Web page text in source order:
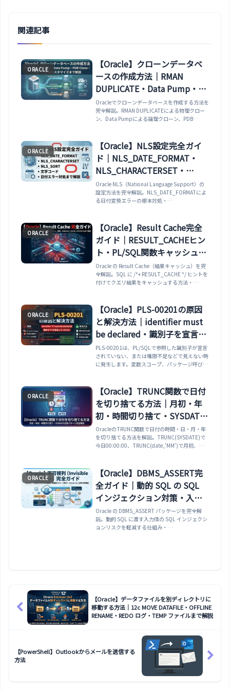
関連記事
ORACLE
【Oracle】クローンデータベ
ースの作成方法｜RMAN
DUPLICATE・Data Pump・
PDB Clone・クローン後のカ
スタマイズまで解説
Oracleでクローンデータベースを作成する方法を
完全解説。RMAN DUPLICATEによる物理クロー
ン、Data Pumpによる論理クローン、PDB
の変更、データマスキング、開発・検証環境構築
の実務パターンまで網羅。
ORACLE
【Oracle】NLS設定完全ガイ
ド｜NLS_DATE_FORMAT・
NLS_CHARACTERSET・
NLS_SORT・文字コード・日
付エラー対処まで解説
Oracle NLS（National Language Support）の
設定方法を完全解説。NLS_DATE_FORMATによ
る日付変換エラーの根本対処・
字を区別しない検索・
NLS_LENGTH_SEMANTICSのBYTE/CHAR切り
替えまで、V$NLS_PARAMETERSでの確認方法と
実務でのトラブルシューティング手順まで網羅し
ます。
ORACLE
【Oracle】Result Cache完全
ガイド｜RESULT_CACHEヒン
ト・PL/SQL関数キャッシュ・
管理・
V$RESULT_CACHE_STATISTI
CSまで解説
Oracle の Result Cache（結果キャッシュ）を完
全解説。SQL に /*+ RESULT_CACHE */ ヒントを
付けてクエリ結果をキャッシュする方法・
V$RESULT_CACHE_STATISTICS /
V$RESULT_CACHE_OBJECTS でキャッシュの状
態を確認する方法・自動無効化の仕組みと適切な
使いどころまで実例で解説します。
ORACLE
【Oracle】PLS-00201の原因
と解決方法｜identifier must
be declared・識別子を宣言し
てください
PLS-00201は、PL/SQLで参照した識別子が宣言
されていない、または権限不足などで見えない時
に発生します。変数スコープ、パッケージ呼び出
ORACLE
【Oracle】TRUNC関数で日付
を切り捨てる方法｜月初・年
初・時間切り捨て・SYSDATE
活用パターン完全解説
OracleのTRUNC関数で日付の時間・日・月・年
を切り捨てる方法を解説。TRUNC(SYSDATE)で
今日00:00:00、TRUNC(date,'MM')で月初、
ORACLE
【Oracle】DBMS_ASSERT完
全ガイド｜動的 SQL の SQL
インジェクション対策・入力
値の検証方法まで解説
Oracle の DBMS_ASSERT パッケージを完全解
説。動的 SQL に渡す入力値の SQL インジェクシ
ョンリスクを軽減する仕組み・
で解説します。
【Oracle】データファイルを別ディレクトリに
移動する方法｜12c MOVE DATAFILE・OFFLINE
RENAME・REDO ログ・TEMP ファイルまで解説
【PowerShell】Outlookからメールを送信する
方法